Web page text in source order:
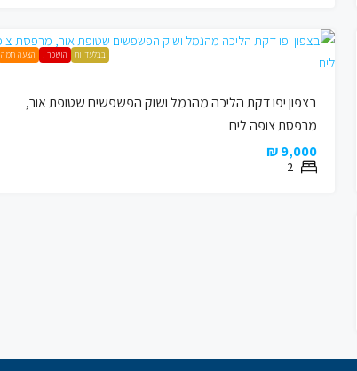
בבלעדיות הושכר ! הצעה חמה
בצפון יפו דקת הליכה מהנמל ושוק הפשפשים שטופת אור,
מרפסת צופה לים
9,000 ₪
2